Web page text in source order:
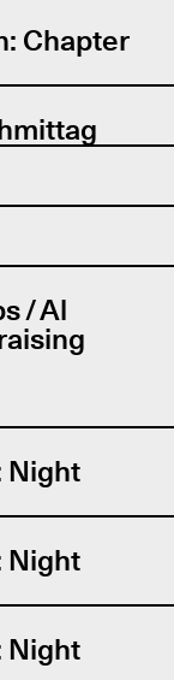
Chapter
/ Al
Night
Night
Night